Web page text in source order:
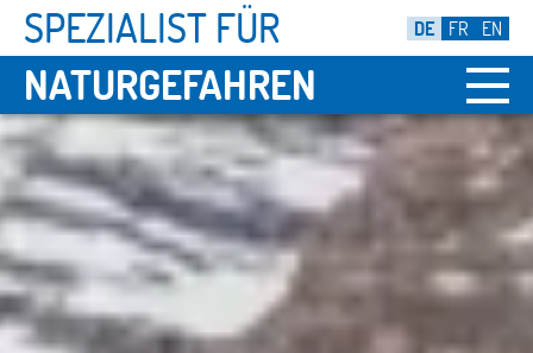
SPEZIALIST FÜR
NATURGEFAHREN
DE FR EN